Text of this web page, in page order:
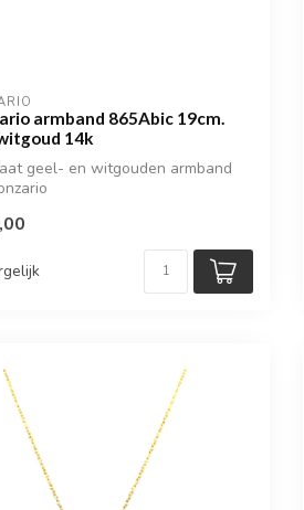
armband 865Abic 19cm.
14k
geel- en witgouden armband